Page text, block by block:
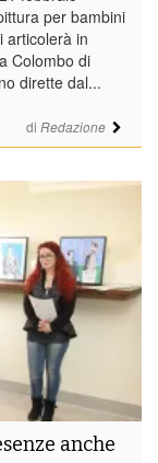
di Redazione
per bambini
articolerà in
Colombo di
dirette dal...
anche